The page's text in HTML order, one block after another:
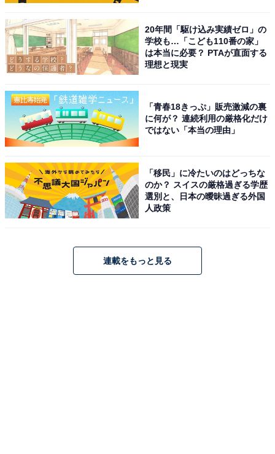
20年間「駆け込み実績ゼロ」の
学校も…「こども110番の家」
は本当に必要？ PTAが直面する
理想と現実
「青春18きっぷ」販売激減の裏
に何が？ 連続利用の厳格化だけ
ではない「本当の理由」
「移民」に冷たいのはどっちな
のか？ スイスの厳格過ぎる学歴
選別と、日本の曖昧過ぎる外国
人政策
連載をもっと見る